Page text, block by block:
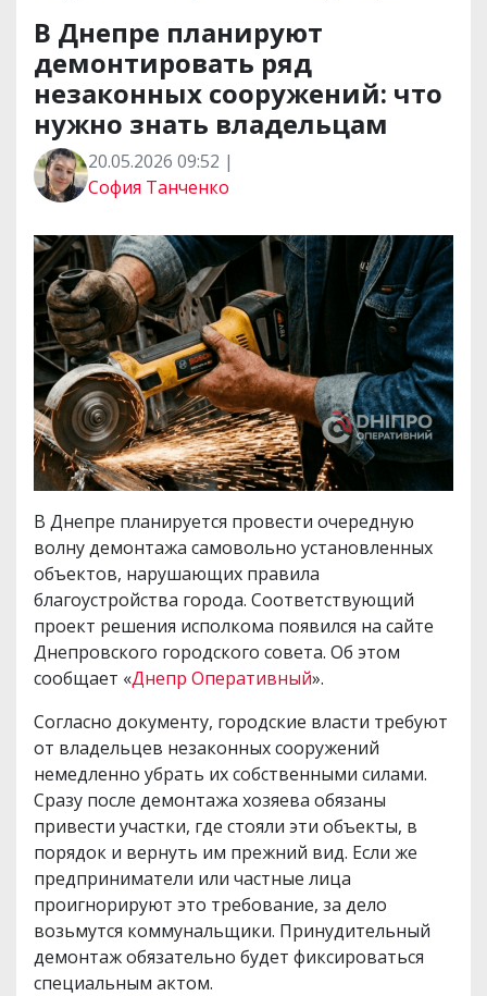
В Днепре планируют
демонтировать ряд
незаконных сооружений: что
нужно знать владельцам
20.05.2026 09:52 |
София Танченко
В Днепре планируется провести очередную
волну демонтажа самовольно установленных
объектов, нарушающих правила
благоустройства города. Соответствующий
проект решения исполкома появился на сайте
Днепровского городского совета. Об этом
сообщает «Днепр Оперативный».
Согласно документу, городские власти требуют
от владельцев незаконных сооружений
немедленно убрать их собственными силами.
Сразу после демонтажа хозяева обязаны
привести участки, где стояли эти объекты, в
порядок и вернуть им прежний вид. Если же
предприниматели или частные лица
проигнорируют это требование, за дело
возьмутся коммунальщики. Принудительный
демонтаж обязательно будет фиксироваться
специальным актом.